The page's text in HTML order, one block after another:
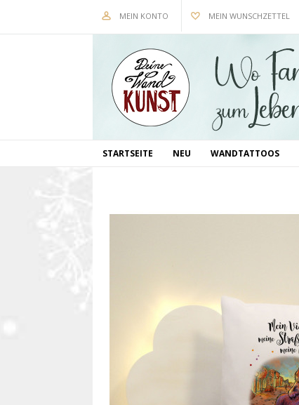
MEIN KONTO MEIN WUNSCHZETTEL
STARTSEITE NEU WANDTATTOOS